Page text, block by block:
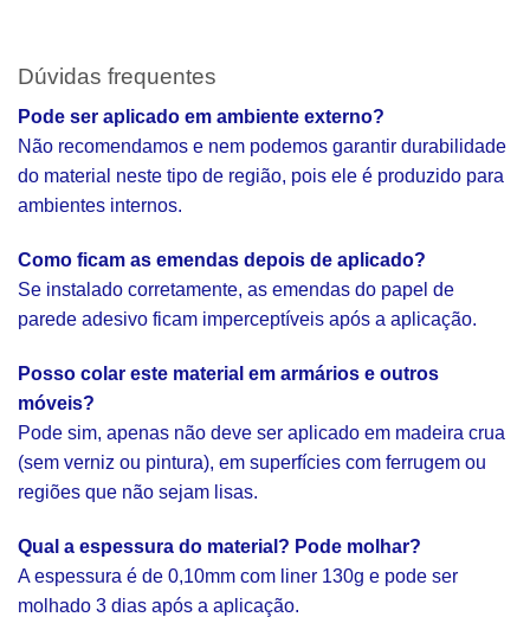
Dúvidas frequentes
Pode ser aplicado em ambiente externo?
Não recomendamos e nem podemos garantir durabilidade
do material neste tipo de região, pois ele é produzido para
ambientes internos.
Como ficam as emendas depois de aplicado?
Se instalado corretamente, as emendas do papel de
parede adesivo ficam imperceptíveis após a aplicação.
Posso colar este material em armários e outros
móveis?
Pode sim, apenas não deve ser aplicado em madeira crua
(sem verniz ou pintura), em superfícies com ferrugem ou
regiões que não sejam lisas.
Qual a espessura do material? Pode molhar?
A espessura é de 0,10mm com liner 130g e pode ser
molhado 3 dias após a aplicação.